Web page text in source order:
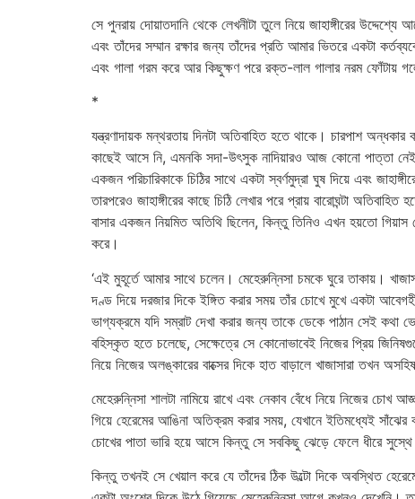
সে পুনরায় দোয়াতদানি থেকে লেখনীটা তুলে নিয়ে জাহাঙ্গীরের
এবং তাঁদের সম্মান রক্ষার জন্য তাঁদের প্রতি আমার ভিতরে একটা
এবং গালা গরম করে আর কিছুক্ষণ পরে রক্ত-লাল গালার নরম ফোঁটায়
*
যন্ত্রণাদায়ক মন্থরতায় দিনটা অতিবাহিত হতে থাকে। চারপাশ
কাছেই আসে নি, এমনকি সদা-উৎসুক নাদিয়ারও আজ কোনো পাত্তা নেই।
একজন পরিচারিকাকে চিঠির সাথে একটা স্বর্ণমুদ্রা ঘুষ দিয়ে এবং
তারপরেও জাহাঙ্গীরের কাছে চিঠি লেখার পরে প্রায় বারোঘন্টা
বাসার একজন নিয়মিত অতিথি ছিলেন, কিন্তু তিনিও এখন হয়তো গিয়াস
করে।
‘এই মুহূর্তে আমার সাথে চলেন। মেহেরুন্নিসা চমকে ঘুরে তাকায়।
দণ্ড দিয়ে দরজার দিকে ইঙ্গিত করার সময় তাঁর চোখে মুখে একটা
ভাগ্যক্রমে যদি সম্রাট দেখা করার জন্য তাকে ডেকে পাঠান সেই
বহিস্কৃত হতে চলেছে, সেক্ষেত্রে সে কোনোভাবেই নিজের প্রিয়
নিয়ে নিজের অলঙ্কারের বাক্সের দিকে হাত বাড়ালে খাজাসারা তখন
মেহেরুন্নিসা শালটা নামিয়ে রাখে এবং নেকাব বেঁধে নিয়ে নিজের
গিয়ে হেরেমের আঙিনা অতিক্রম করার সময়, যেখানে ইতিমধ্যেই
চোখের পাতা ভারি হয়ে আসে কিন্তু সে সবকিছু ঝেড়ে ফেলে ধীরে সুস্থে
কিন্তু তখনই সে খেয়াল করে যে তাঁদের ঠিক উল্টো দিকে অবস্থিত